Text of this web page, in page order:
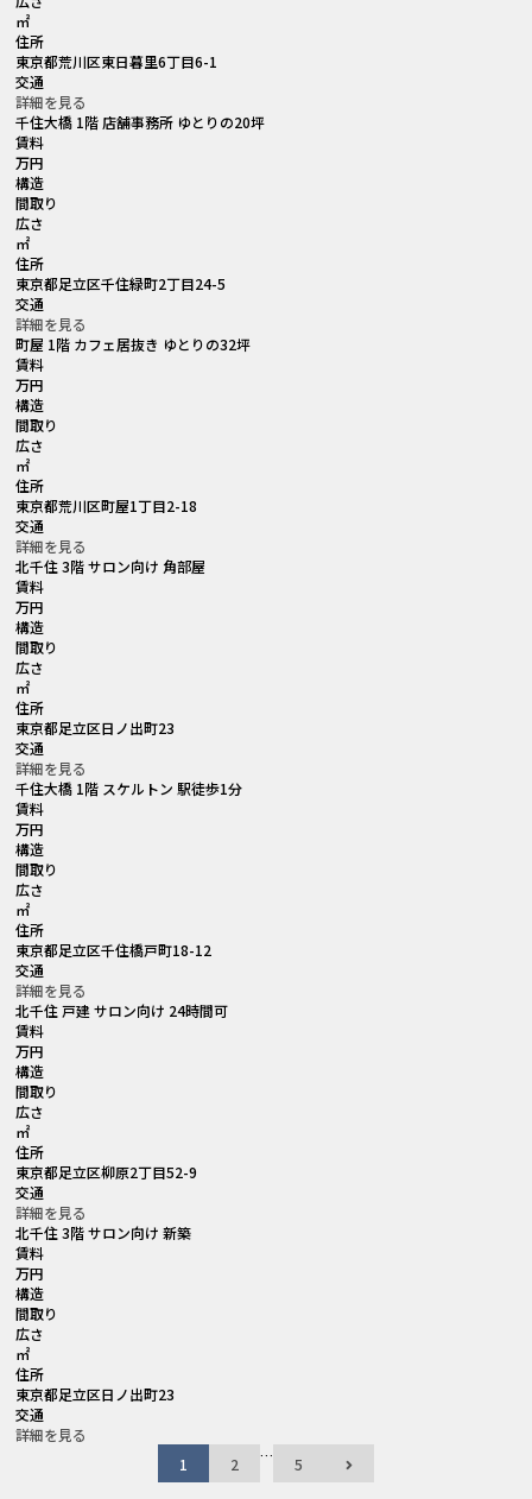
㎡
住所
東京都荒川区東日暮里6丁目6-1
交通
詳細を見る
千住大橋 1階 店舗事務所 ゆとりの20坪
賃料
万円
構造
間取り
広さ
㎡
住所
東京都足立区千住緑町2丁目24-5
交通
詳細を見る
町屋 1階 カフェ居抜き ゆとりの32坪
賃料
万円
構造
間取り
広さ
㎡
住所
東京都荒川区町屋1丁目2-18
交通
詳細を見る
北千住 3階 サロン向け 角部屋
賃料
万円
構造
間取り
広さ
㎡
住所
東京都足立区日ノ出町23
交通
詳細を見る
千住大橋 1階 スケルトン 駅徒歩1分
賃料
万円
構造
間取り
広さ
㎡
住所
東京都足立区千住橋戸町18-12
交通
詳細を見る
北千住 戸建 サロン向け 24時間可
賃料
万円
構造
間取り
広さ
㎡
住所
東京都足立区柳原2丁目52-9
交通
詳細を見る
北千住 3階 サロン向け 新築
賃料
万円
構造
間取り
広さ
㎡
住所
東京都足立区日ノ出町23
交通
詳細を見る
1
2 … 5